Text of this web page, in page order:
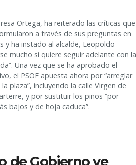
Ortega, ha reiterado las críticas que
a través de sus preguntas en
y ha instado al alcalde, Leopoldo
mucho si quiere seguir adelante con la
Una vez que se ha aprobado el
el PSOE apuesta ahora por “arreglar
plaza”, incluyendo la calle Virgen de
y por sustituir los pinos “por
bajos y de hoja caduca”.
de Gobierno ve